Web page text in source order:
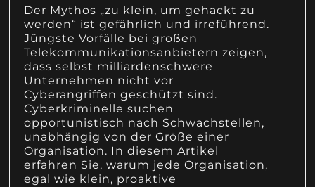
Der Mythos „zu klein, um gehackt zu
werden“ ist gefährlich und irreführend.
Jüngste Vorfälle bei großen
Telekommunikationsanbietern zeigen,
dass selbst milliardenschwere
Unternehmen nicht vor
Cyberangriffen geschützt sind.
Cyberkriminelle suchen
opportunistisch nach Schwachstellen,
unabhängig von der Größe einer
Organisation. In diesem Artikel
erfahren Sie, warum jede Organisation,
egal wie klein, proaktive